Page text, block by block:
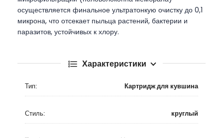
осуществляется финальное ультратонкую очистку до 0,1
микрона, что отсекает пыльца растений, бактерии и
паразитов, устойчивых к хлору.
Характеристики
Тип: Картридж для кувшина
Стиль: круглый